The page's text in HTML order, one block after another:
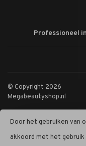
Professioneel
© Copyright 2026
Megabeautyshop.nl
Door het gebruiken van
akkoord met het gebruik